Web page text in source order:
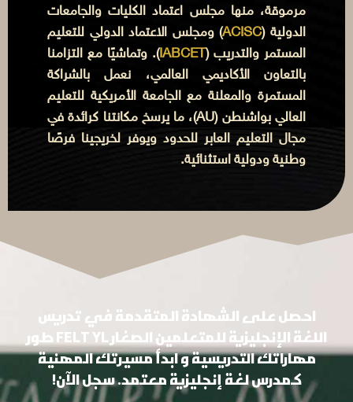
مرموقة، منها مجلس اعتماد الكليات والجامعات
الدولية (ACISC) ومجلس الاعتماد الدولي للتعليم
المستمر والتدريب (IABCET). وتماشيًا مع التزامنا
بالتعاون الأكاديمي العالمي، نعمل بالشراكة
المستمرة والمعلنة مع الجامعة الأمريكية للتعليم
العالي بواشنطن (AU)، ما يرسخ مكانتنا كرائدة في
مجال التعليم العابر للحدود ويوفر لخريجينا فرصًا
وطنية ودولية استثنائية.
احصل على الشهادة المتقدمة في تدريس
اللغة الإنجليزية للمتعلمين الصغار FELT YL
طور
مهاراتك التدريسية و ابدأ مسيرتك المهنية
كمدرس لغة إنجليزية معتمد. سجل الآن!